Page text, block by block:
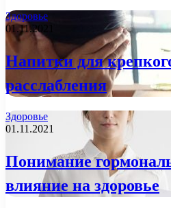
Здоровье
01.11.2021
Напитки для
расслабления
Здоровье
01.11.2021
Понимание
влияние на здоровье